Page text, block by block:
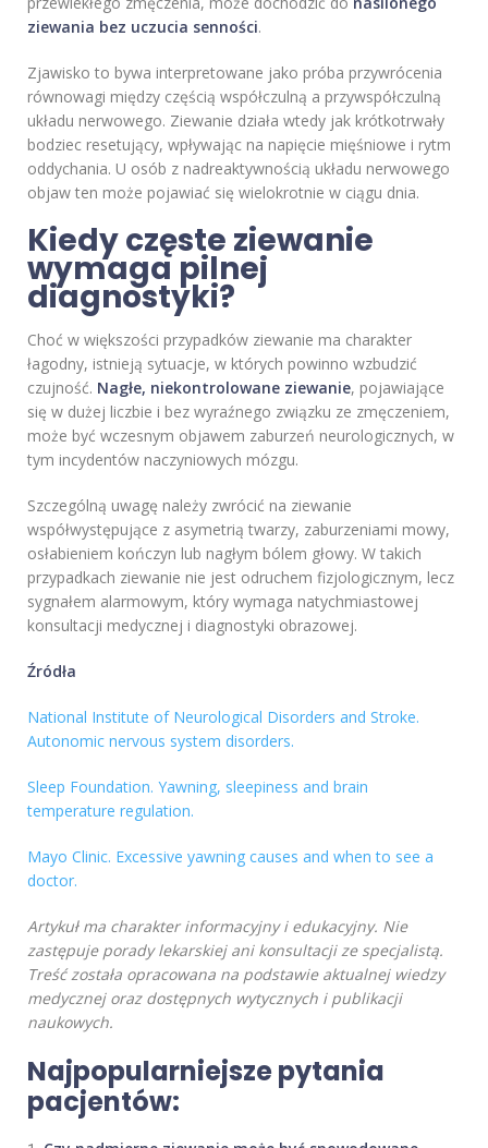
ziewania bez uczucia senności.
Zjawisko to bywa interpretowane jako próba przywrócenia
równowagi między częścią współczulną a przywspółczulną
układu nerwowego. Ziewanie działa wtedy jak krótkotrwały
bodziec resetujący, wpływając na napięcie mięśniowe i rytm
oddychania. U osób z nadreaktywnością układu nerwowego
objaw ten może pojawiać się wielokrotnie w ciągu dnia.
Kiedy częste ziewanie
wymaga pilnej
diagnostyki?
Choć w większości przypadków ziewanie ma charakter
łagodny, istnieją sytuacje, w których powinno wzbudzić
czujność. Nagłe, niekontrolowane ziewanie, pojawiające
się w dużej liczbie i bez wyraźnego związku ze zmęczeniem,
może być wczesnym objawem zaburzeń neurologicznych, w
tym incydentów naczyniowych mózgu.
Szczególną uwagę należy zwrócić na ziewanie
współwystępujące z asymetrią twarzy, zaburzeniami mowy,
osłabieniem kończyn lub nagłym bólem głowy. W takich
przypadkach ziewanie nie jest odruchem fizjologicznym, lecz
sygnałem alarmowym, który wymaga natychmiastowej
konsultacji medycznej i diagnostyki obrazowej.
Źródła
National Institute of Neurological Disorders and Stroke.
Autonomic nervous system disorders.
Sleep Foundation. Yawning, sleepiness and brain
temperature regulation.
Mayo Clinic. Excessive yawning causes and when to see a
doctor.
Artykuł ma charakter informacyjny i edukacyjny. Nie
zastępuje porady lekarskiej ani konsultacji ze specjalistą.
Treść została opracowana na podstawie aktualnej wiedzy
medycznej oraz dostępnych wytycznych i publikacji
naukowych.
Najpopularniejsze pytania
pacjentów: